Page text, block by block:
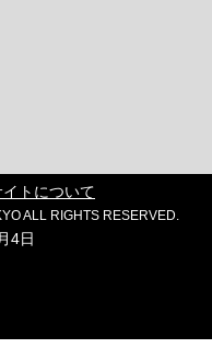
イトについて
ALL RIGHTS RESERVED.
4日